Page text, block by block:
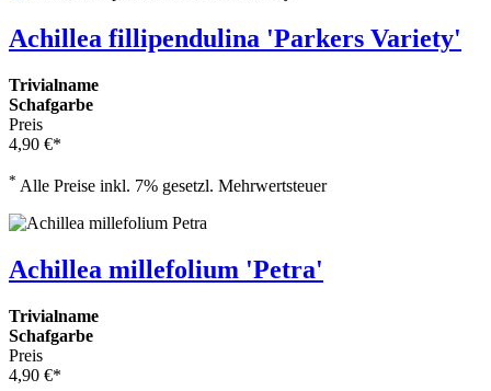
Achillea fillipendulina 'Parkers Variety'
Trivialname
Schafgarbe
Preis
4,90 €*
* Alle Preise inkl. 7% gesetzl. Mehrwertsteuer
Achillea millefolium 'Petra'
Trivialname
Schafgarbe
Preis
4,90 €*